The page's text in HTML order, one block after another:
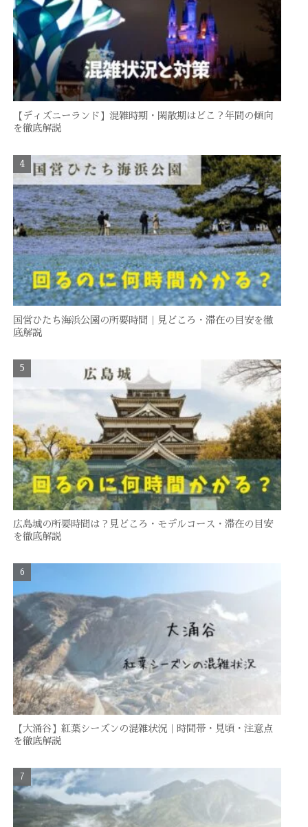
【ディズニーランド】混雑時期・閑散期はどこ？年間の傾向
を徹底解説
国営ひたち海浜公園の所要時間｜見どころ・滞在の目安を徹
底解説
広島城の所要時間は？見どころ・モデルコース・滞在の目安
を徹底解説
【大涌谷】紅葉シーズンの混雑状況｜時間帯・見頃・注意点
を徹底解説